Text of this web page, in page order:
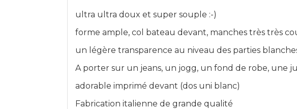
ultra ultra doux et super souple :-)
forme ample, col bateau devant, manches très très
un légère transparence au niveau des parties
A porter sur un jeans, un jogg, un fond de robe, une
adorable imprimé devant (dos uni blanc)
Fabrication italienne de grande qualité